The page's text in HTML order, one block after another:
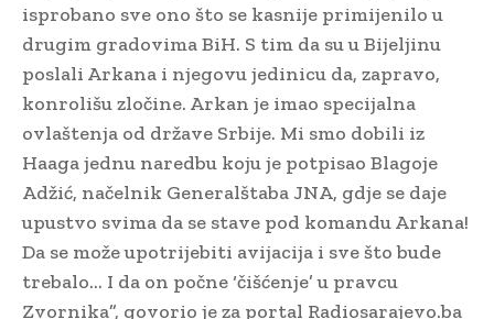
isprobano sve ono što se kasnije primijenilo u
drugim gradovima BiH. S tim da su u Bijeljinu
poslali Arkana i njegovu jedinicu da, zapravo,
konrolišu zločine. Arkan je imao specijalna
ovlaštenja od države Srbije. Mi smo dobili iz
Haaga jednu naredbu koju je potpisao Blagoje
Adžić, načelnik Generalštaba JNA, gdje se daje
upustvo svima da se stave pod komandu Arkana!
Da se može upotrijebiti avijacija i sve što bude
trebalo… I da on počne ‘čišćenje’ u pravcu
Zvornika”, govorio je za portal Radiosarajevo.ba